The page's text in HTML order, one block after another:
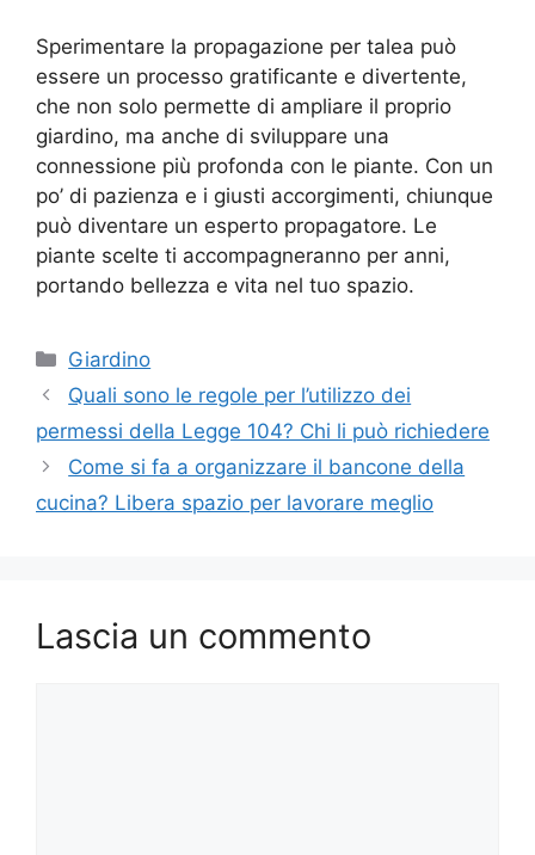
Sperimentare la propagazione per talea può
essere un processo gratificante e divertente,
che non solo permette di ampliare il proprio
giardino, ma anche di sviluppare una
connessione più profonda con le piante. Con un
po’ di pazienza e i giusti accorgimenti, chiunque
può diventare un esperto propagatore. Le
piante scelte ti accompagneranno per anni,
portando bellezza e vita nel tuo spazio.
Categorie
Giardino
Quali sono le regole per l’utilizzo dei
permessi della Legge 104? Chi li può richiedere
Come si fa a organizzare il bancone della
cucina? Libera spazio per lavorare meglio
Lascia un commento